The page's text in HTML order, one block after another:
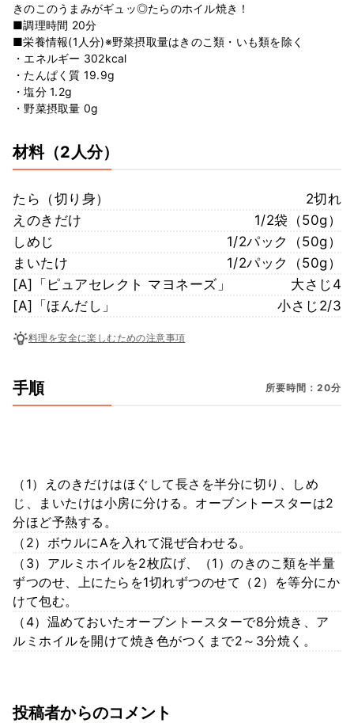
きのこのうまみがギュッ◎たらのホイル焼き！
■調理時間 20分
■栄養情報(1人分)※野菜摂取量はきのこ類・いも類を除く
・エネルギー 302kcal
・たんぱく質 19.9g
・塩分 1.2g
・野菜摂取量 0g
材料（2人分）
たら（切り身）
2切れ
えのきだけ
1/2袋（50g）
しめじ
1/2パック（50g）
まいたけ
1/2パック（50g）
[A]「ピュアセレクト マヨネーズ」
大さじ4
[A]「ほんだし」
小さじ2/3
料理を安全に楽しむための注意事項
手順 所要時間：20分
（1）えのきだけはほぐして長さを半分に切り、しめ
じ、まいたけは小房に分ける。オーブントースターは2
分ほど予熱する。
（2）ボウルにAを入れて混ぜ合わせる。
（3）アルミホイルを2枚広げ、（1）のきのこ類を半量
ずつのせ、上にたらを1切れずつのせて（2）を等分にか
けて包む。
（4）温めておいたオーブントースターで8分焼き、ア
ルミホイルを開けて焼き色がつくまで2～3分焼く。
投稿者からのコメント